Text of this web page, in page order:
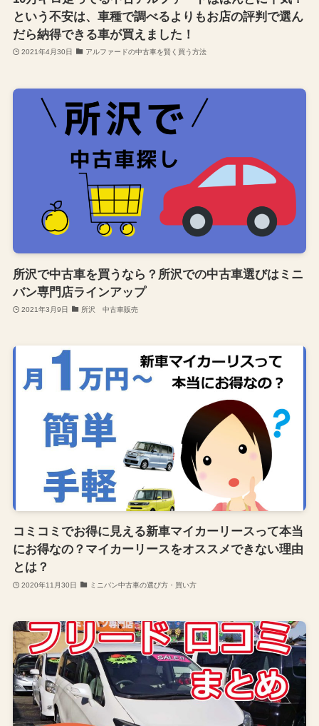
という不安は、車種で調べるよりもお店の評判で選ん
だら納得できる車が買えました！
2021年4月30日 アルファードの中古車を賢く買う方法
所沢で中古車を買うなら？所沢での中古車選びはミニ
バン専門店ラインアップ
2021年3月9日 所沢 中古車販売
コミコミでお得に見える新車マイカーリースって本当
にお得なの？マイカーリースをオススメできない理由
とは？
2020年11月30日 ミニバン中古車の選び方・買い方